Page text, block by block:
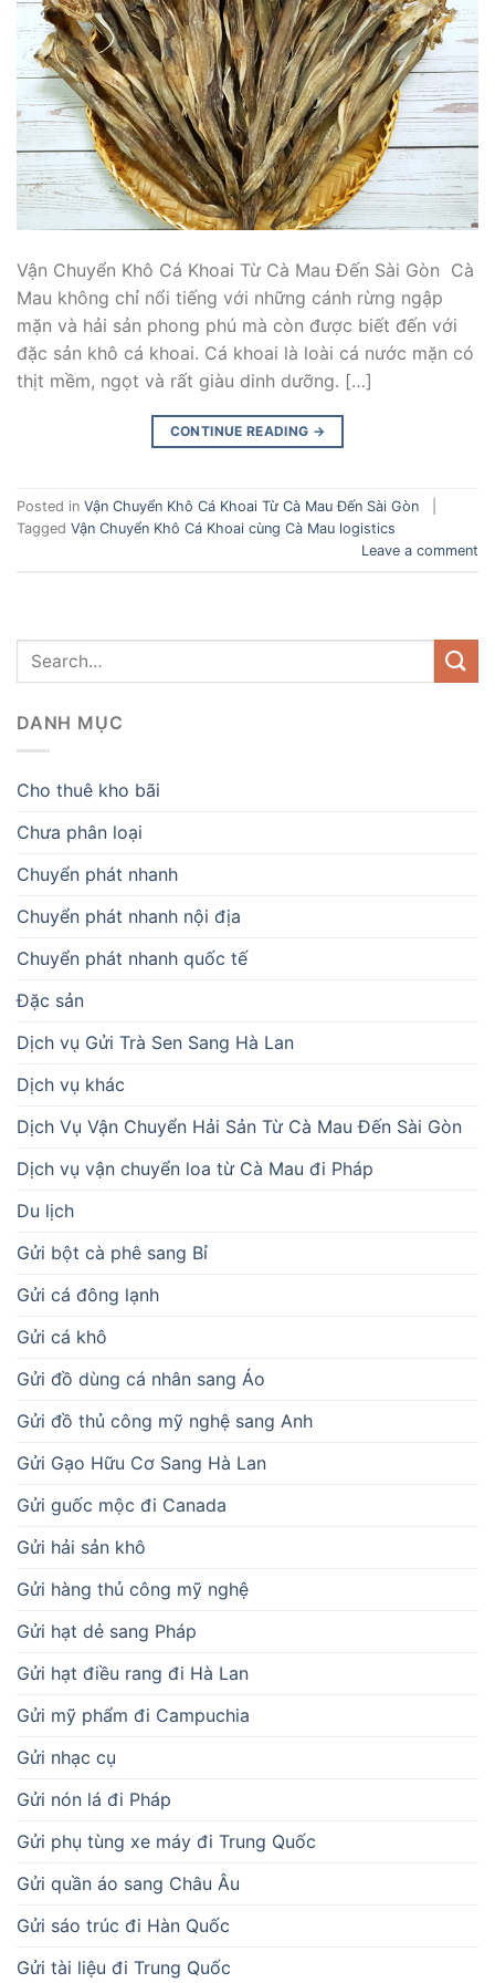
Vận Chuyển Khô Cá Khoai Từ Cà Mau Đến Sài Gòn Cà
Mau không chỉ nổi tiếng với những cánh rừng ngập
mặn và hải sản phong phú mà còn được biết đến với
đặc sản khô cá khoai. Cá khoai là loài cá nước mặn có
thịt mềm, ngọt và rất giàu dinh dưỡng. […]
CONTINUE READING →
Posted in Vận Chuyển Khô Cá Khoai Từ Cà Mau Đến Sài Gòn
Tagged Vận Chuyển Khô Cá Khoai cùng Cà Mau logistics
Leave a comment
DANH MỤC
Cho thuê kho bãi
Chưa phân loại
Chuyển phát nhanh
Chuyển phát nhanh nội địa
Chuyển phát nhanh quốc tế
Đặc sản
Dịch vụ Gửi Trà Sen Sang Hà Lan
Dịch vụ khác
Dịch Vụ Vận Chuyển Hải Sản Từ Cà Mau Đến Sài Gòn
Dịch vụ vận chuyển loa từ Cà Mau đi Pháp
Du lịch
Gửi bột cà phê sang Bỉ
Gửi cá đông lạnh
Gửi cá khô
Gửi đồ dùng cá nhân sang Áo
Gửi đồ thủ công mỹ nghệ sang Anh
Gửi Gạo Hữu Cơ Sang Hà Lan
Gửi guốc mộc đi Canada
Gửi hải sản khô
Gửi hàng thủ công mỹ nghệ
Gửi hạt dẻ sang Pháp
Gửi hạt điều rang đi Hà Lan
Gửi mỹ phẩm đi Campuchia
Gửi nhạc cụ
Gửi nón lá đi Pháp
Gửi phụ tùng xe máy đi Trung Quốc
Gửi quần áo sang Châu Âu
Gửi sáo trúc đi Hàn Quốc
Gửi tài liệu đi Trung Quốc